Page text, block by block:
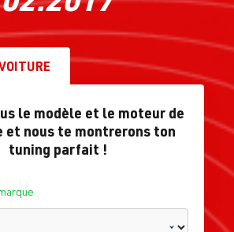
le modèle et le moteur de
et nous te montrerons ton
tuning parfait !